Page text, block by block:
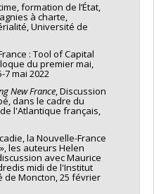
formation de l’État,
à charte,
Université de
: Tool of Capital
du premier mai,
7 mai 2022
New France, Discussion
dans le cadre du
l'Atlantique français,
la Nouvelle-France
les auteurs Helen
avec Maurice
midi de l'Institut
Moncton, 25 février